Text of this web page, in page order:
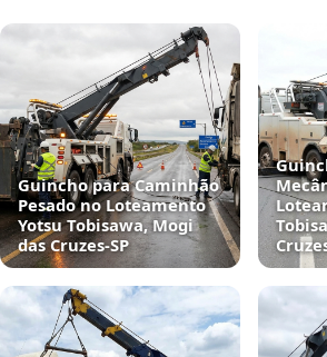
Guincho para Caminhão
Pesado no Loteamento
Yotsu Tobisawa, Mogi
das Cruzes‑SP